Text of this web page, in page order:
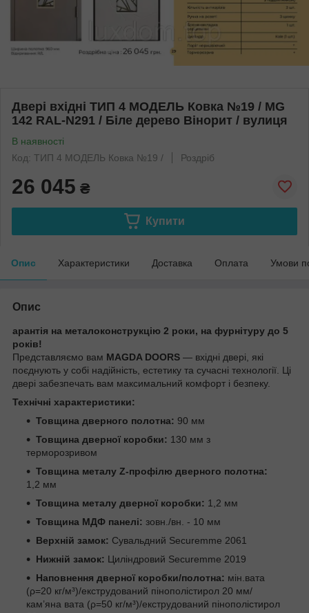
Двері вхідні ТИП 4 МОДЕЛЬ Ковка №19 / MG
142 RAL-N291 / Біле дерево Вінорит / вулиця
В наявності
Код: ТИП 4 МОДЕЛЬ Ковка №19 /
Роздріб
26 045 ₴
Купити
Опис Характеристики Доставка Оплата Умови
Опис
арантія на металоконструкцію 2 роки, на фурнітуру до 5
років!
Представляємо вам MAGDA DOORS — вхідні двері, які
поєднують у собі надійність, естетику та сучасні технології. Ці
двері забезпечать вам максимальний комфорт і безпеку.
Технічні характеристики:
Товщина дверного полотна: 90 мм
Товщина дверної коробки: 130 мм з
терморозривом
Товщина металу Z-профілю дверного полотна:
1,2 мм
Товщина металу дверної коробки: 1,2 мм
Товщина МДФ панелі: зовн./вн. - 10 мм
Верхній замок: Сувальдний Securemme 2061
Нижній замок: Циліндровий Securemme 2019
Наповнення дверної коробки/полотна: мін.вата
(ρ=20 кг/м³)/екструдований пінополістирол 20 мм/
кам’яна вата (ρ=50 кг/м³)/екструдований пінополістирол